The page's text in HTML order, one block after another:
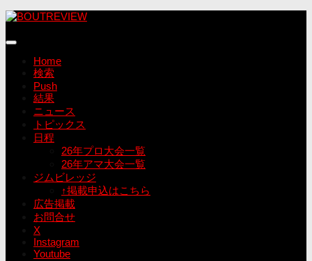
コ
テ
Home
検索
Push
結果
ニュース
トピックス
日程
26年プロ大会一覧
26年アマ大会一覧
ジムビレッジ
↑掲載申込はこちら
広告掲載
お問合せ
X
Instagram
Youtube